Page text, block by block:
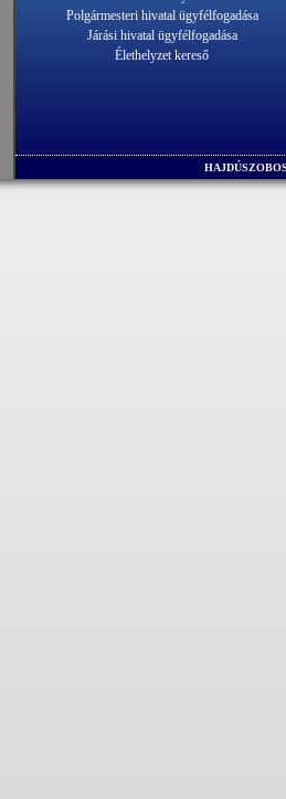
Polgármesteri hivatal ügyfélfogadása
Járási hivatal ügyfélfogadása
Élethelyzet kereső